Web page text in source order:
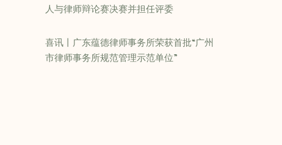
人与律师辩论赛决赛并担任评委
喜讯丨广东蕴德律师事务所荣获首批“广州
市律师事务所规范管理示范单位”